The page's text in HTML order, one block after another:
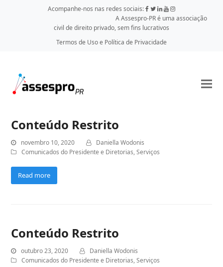
Acompanhe-nos nas redes sociais:
A Assespro-PR é uma associação
civil de direito privado, sem fins lucrativos
Termos de Uso e Política de Privacidade
Conteúdo Restrito
novembro 10, 2020
Daniella Wodonis
Comunicados do Presidente e Diretorias,Serviços
Read more
Conteúdo Restrito
outubro 23, 2020
Daniella Wodonis
Comunicados do Presidente e Diretorias,Serviços